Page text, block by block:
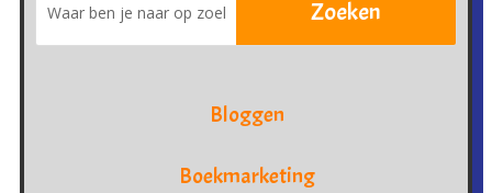
Bloggen
Boekmarketing